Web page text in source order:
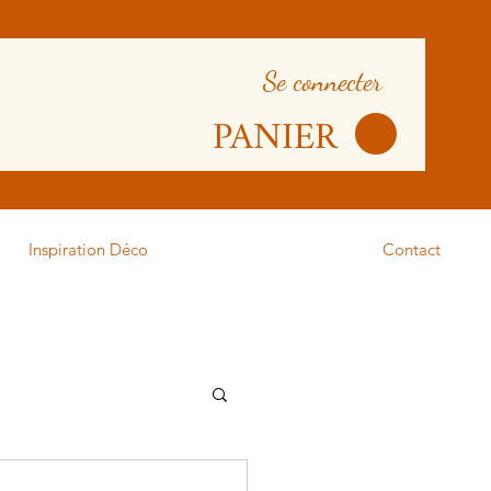
Se connecter
PANIER
Inspiration Déco Contact